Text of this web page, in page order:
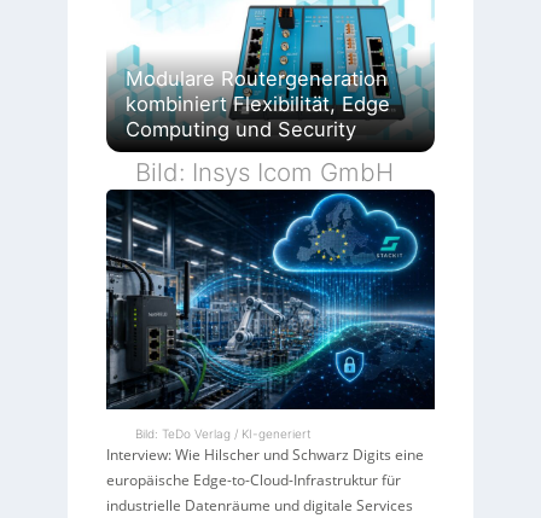
Modulare Routergeneration
kombiniert Flexibilität, Edge
Computing und Security
Bild: Insys Icom GmbH
Bild: TeDo Verlag / KI-generiert
Interview: Wie Hilscher und Schwarz Digits eine
europäische Edge-to-Cloud-Infrastruktur für
industrielle Datenräume und digitale Services